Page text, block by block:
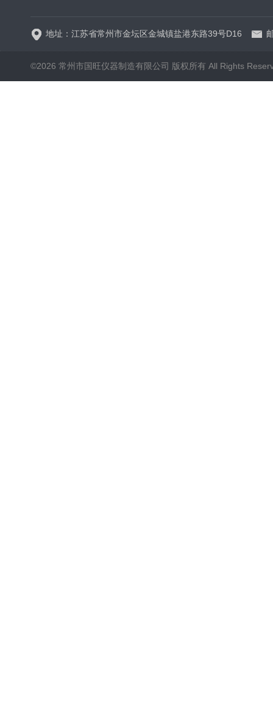
地址：江苏省常州市金坛区金城镇盐港东路39号D16
©2026 常州市国旺仪器制造有限公司 版权所有 All Rights